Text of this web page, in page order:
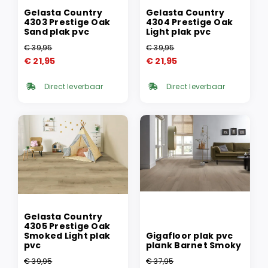
Gelasta Country
4303 Prestige Oak
Sand plak pvc
€39,95
Oorspronkelijke
was:
€ 21,95
Huidige
is: Direct leverbaar
Gelasta Country
4304 Prestige Oak
Light plak pvc
€39,95
Oorspronkelijke
was:
€ 21,95
Huidige
is: Direct leverbaar
Gelasta Country
4305 Prestige Oak
Smoked Light plak
pvc
€39,95
Gigafloor plak pvc
plank Barnet Smoky
€37,95